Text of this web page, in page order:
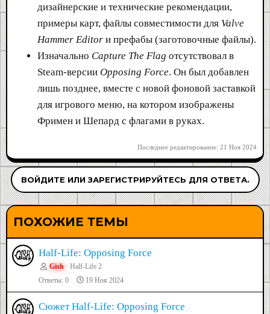
дизайнерские и технические рекомендации,
примеры карт, файлы совместимости для Valve
Hammer Editor и префабы (заготовочные файлы).
Изначально Capture The Flag отсутствовал в
Steam-версии Opposing Force. Он был добавлен
лишь позднее, вместе с новой фоновой заставкой
для игрового меню, на котором изображены
Фримен и Шепард с флагами в руках.
Последнее редактирование: 21 Ноя 2024
ВОЙДИТЕ ИЛИ ЗАРЕГИСТРИРУЙТЕСЬ ДЛЯ ОТВЕТА.
ПОХОЖИЕ ТЕМЫ
Half-Life: Opposing Force
Gish
Half-Life 2
Ответы 0 19 Ноя 2024
Сюжет Half-Life: Opposing Force